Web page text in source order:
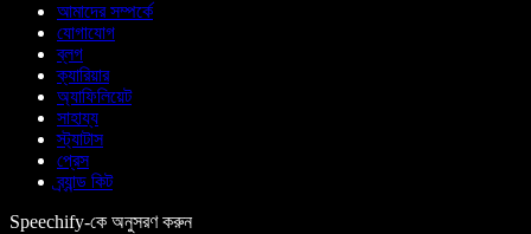
আমাদের সম্পর্কে
যোগাযোগ
ব্লগ
ক্যারিয়ার
অ্যাফিলিয়েট
সাহায্য
স্ট্যাটাস
প্রেস
ব্র্যান্ড কিট
Speechify-কে অনুসরণ করুন